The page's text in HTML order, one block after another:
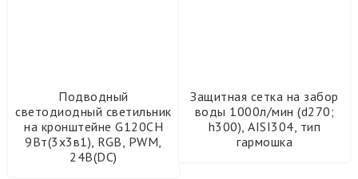
Подводный
светодиодный светильник
на кронштейне G120CH
9Вт(3х3в1), RGB, PWM,
24В(DC)
Защитная сетка на забор
воды 1000л/мин (d270;
h300), AISI304, тип
гармошка